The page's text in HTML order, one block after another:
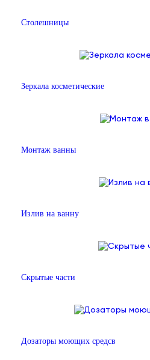
Столешницы
Зеркала косметические
Монтаж ванны
Излив на ванну
Скрытые части
Дозаторы моющих средсв